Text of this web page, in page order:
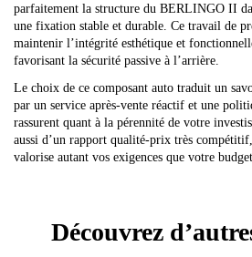
parfaitement la structure du BERLINGO II
une fixation stable et durable. Ce travail de
maintenir l’intégrité esthétique et
favorisant la sécurité passive à l’arrière.
Le choix de ce composant auto traduit un
par un service après-vente réactif et une
rassurent quant à la pérennité de votre
aussi d’un rapport qualité-prix très
valorise autant vos exigences que votre
Découvrez